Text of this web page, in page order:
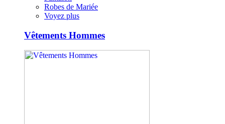
Robes de Mariée
Voyez plus
Vêtements Hommes